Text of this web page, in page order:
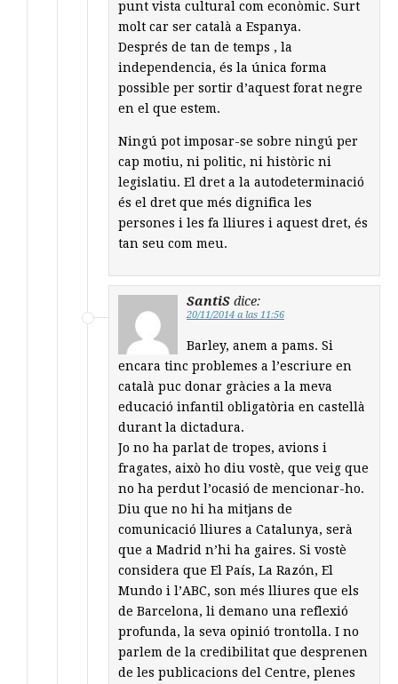
punt vista cultural com econòmic. Surt
molt car ser català a Espanya.
Després de tan de temps , la
independencia, és la única forma
possible per sortir d’aquest forat negre
en el que estem.
Ningú pot imposar-se sobre ningú per
cap motiu, ni politic, ni històric ni
legislatiu. El dret a la autodeterminació
és el dret que més dignifica les
persones i les fa lliures i aquest dret, és
tan seu com meu.
SantiS dice:
20/11/2014 a las 11:56
Barley, anem a pams. Si
encara tinc problemes a l’escriure en
català puc donar gràcies a la meva
educació infantil obligatòria en castellà
durant la dictadura.
Jo no ha parlat de tropes, avions i
fragates, això ho diu vostè, que veig que
no ha perdut l’ocasió de mencionar-ho.
Diu que no hi ha mitjans de
comunicació lliures a Catalunya, serà
que a Madrid n’hi ha gaires. Si vostè
considera que El País, La Razón, El
Mundo i l’ABC, son més lliures que els
de Barcelona, li demano una reflexió
profunda, la seva opinió trontolla. I no
parlem de la credibilitat que desprenen
de les publicacions del Centre, plenes